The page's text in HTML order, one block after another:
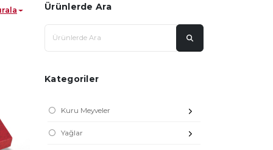
Ürünlerde Ara
Kategoriler
Kuru Meyveler
Yağlar